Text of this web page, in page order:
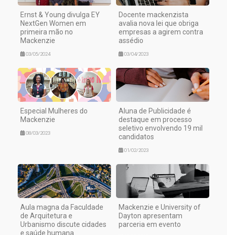
Ernst & Young divulga EY
NextGen Women em
primeira mão no
Mackenzie
03/05/2024
Docente mackenzista
avalia nova lei que obriga
empresas a agirem contra
assédio
03/04/2023
Especial Mulheres do
Mackenzie
08/03/2023
Aluna de Publicidade é
destaque em processo
seletivo envolvendo 19 mil
candidatos
01/02/2023
Aula magna da Faculdade
de Arquitetura e
Urbanismo discute cidades
e saúde humana
Mackenzie e University of
Dayton apresentam
parceria em evento